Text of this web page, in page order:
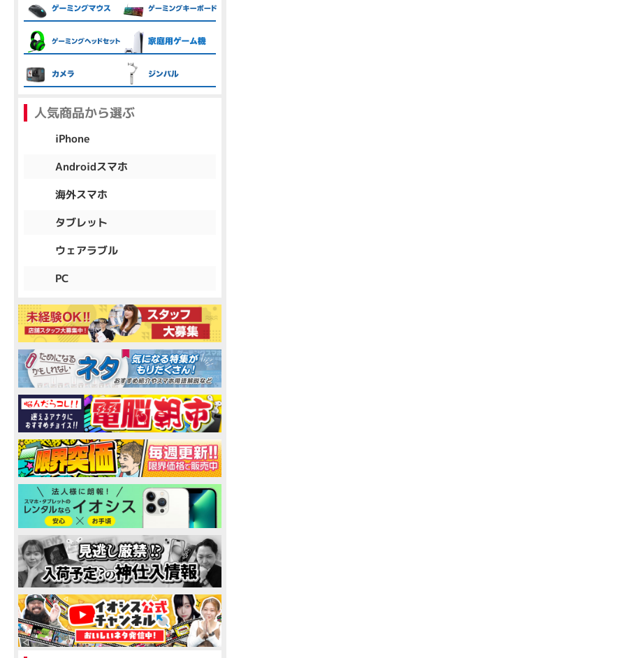
人気商品から選ぶ
iPhone
Androidスマホ
海外スマホ
タブレット
ウェアラブル
PC
各項目のチェックボックスは「or検索」となります。